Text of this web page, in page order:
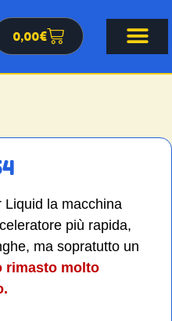
0,00€
Liquid la macchina
più rapida,
ma sopratutto un
rimasto molto